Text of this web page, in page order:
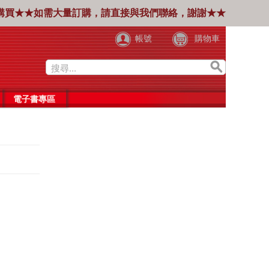
買★★如需大量訂購，請直接與我們聯絡，謝謝★★
帳號 購物車
電子書專區